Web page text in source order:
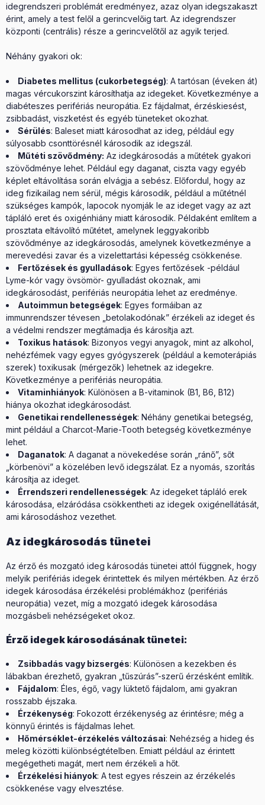
idegrendszeri problémát eredményez, azaz olyan idegszakaszt
érint, amely a test felől a gerincvelőig tart. Az idegrendszer
központi (centrális) része a gerincvelőtől az agyik terjed.
Néhány gyakori ok:
Diabetes mellitus (cukorbetegség): A tartósan (éveken át)
magas vércukorszint károsíthatja az idegeket. Következménye a
diabéteszes perifériás neuropátia. Ez fájdalmat, érzéskiesést,
zsibbadást, viszketést és egyéb tüneteket okozhat.
Sérülés: Baleset miatt károsodhat az ideg, például egy
súlyosabb csonttörésnél károsodik az idegszál.
Műtéti szövődmény: Az idegkárosodás a műtétek gyakori
szövődménye lehet. Például egy daganat, ciszta vagy egyéb
képlet eltávolítása során elvágja a sebész. Előfordul, hogy az
ideg fizikailag nem sérül, mégis károsodik, például a műtétnél
szükséges kampók, lapocok nyomják le az ideget vagy az azt
tápláló eret és oxigénhiány miatt károsodik. Példaként említem a
prosztata eltávolító műtétet, amelynek leggyakoribb
szövődménye az idegkárosodás, amelynek következménye a
merevedési zavar és a vizelettartási képesség csökkenése.
Fertőzések és gyulladások: Egyes fertőzések -például
Lyme-kór vagy övsömör- gyulladást okoznak, ami
idegkárosodást, perifériás neuropátia lehet az eredménye.
Autoimmun betegségek: Egyes formáiban az
immunrendszer tévesen „betolakodónak” érzékeli az ideget és
a védelmi rendszer megtámadja és károsítja azt.
Toxikus hatások: Bizonyos vegyi anyagok, mint az alkohol,
nehézfémek vagy egyes gyógyszerek (például a kemoterápiás
szerek) toxikusak (mérgezők) lehetnek az idegekre.
Következménye a perifériás neuropátia.
Vitaminhiányok: Különösen a B-vitaminok (B1, B6, B12)
hiánya okozhat idegkárosodást.
Genetikai rendellenességek: Néhány genetikai betegség,
mint például a Charcot-Marie-Tooth betegség következménye
lehet.
Daganatok: A daganat a növekedése során „ránő”, sőt
„körbenövi” a közelében levő idegszálat. Ez a nyomás, szorítás
károsítja az ideget.
Érrendszeri rendellenességek: Az idegeket tápláló erek
károsodása, elzáródása csökkentheti az idegek oxigénellátását,
ami károsodáshoz vezethet.
Az idegkárosodás tünetei
Az érző és mozgató ideg károsodás tünetei attól függnek, hogy
melyik perifériás idegek érintettek és milyen mértékben. Az érző
idegek károsodása érzékelési problémákhoz (perifériás
neuropátia) vezet, míg a mozgató idegek károsodása
mozgásbeli nehézségeket okoz.
Érző idegek károsodásának tünetei:
Zsibbadás vagy bizsergés: Különösen a kezekben és
lábakban érezhető, gyakran „tűszúrás”-szerű érzésként említik.
Fájdalom: Éles, égő, vagy lüktető fájdalom, ami gyakran
rosszabb éjszaka.
Érzékenység: Fokozott érzékenység az érintésre; még a
könnyű érintés is fájdalmas lehet.
Hőmérséklet-érzékelés változásai: Nehézség a hideg és
meleg közötti különbségtételben. Emiatt például az érintett
megégetheti magát, mert nem érzékeli a hőt.
Érzékelési hiányok: A test egyes részein az érzékelés
csökkenése vagy elvesztése.